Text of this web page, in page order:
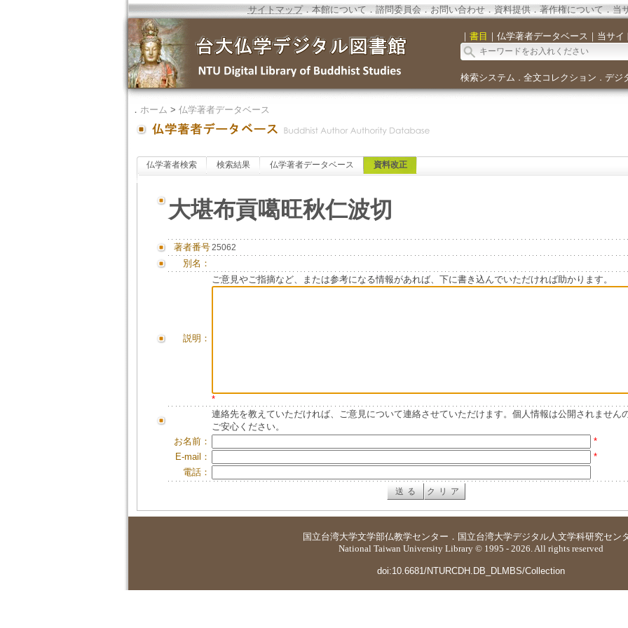
サイトマップ．本館について．諮問委員会． お問い合わせ． 資料提供．著作権について．当
｜ 書目 ｜ 仏学著者データベース ｜ 当サイ
検索システム ． 全文コレクション ． デジ
． ホーム > 仏学著者データベース
仏学著者検索 検索結果 仏学著者データベース 資料改正
大堪布貢噶旺秋仁波切
著者番号25062
別名：
説明：
ご意見やご指摘など、または参考になる情報があれば、下に書き込んでいただければ助かります。
*
連絡先を教えていただければ、ご意見について連絡させていただけます。個人情報は公開されません
ご安心ください。
お名前：
*
E-mail：
*
電話：
国立台湾大学文学部仏教学センター ． 国立台湾大学デジタル人文学科研究セン
National Taiwan University Library © 1995 - 2026. All rights reserved
doi:10.6681/NTURCDH.DB_DLMBS/Collection